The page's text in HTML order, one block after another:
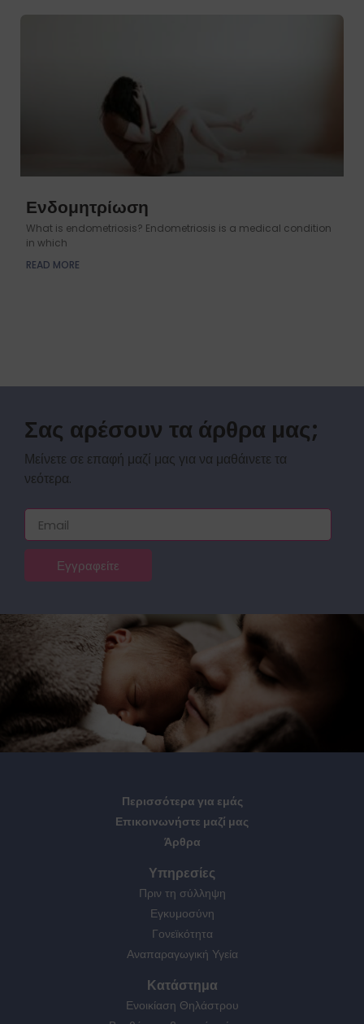
Ενδομητρίωση
What is endometriosis? Endometriosis is a medical condition
in which
READ MORE
Σας αρέσουν τα άρθρα μας;
Μείνετε σε επαφή μαζί μας για να μαθάινετε τα
νεότερα.
Εγγραφείτε
Περισσότερα για εμάς
Επικοινωνήστε μαζί μας
Άρθρα
Υπηρεσίες
Πριν τη σύλληψη
Εγκυμοσύνη
Γονεϊκότητα
Αναπαραγωγική Υγεία
Κατάστημα
Ενοικίαση Θηλάστρου